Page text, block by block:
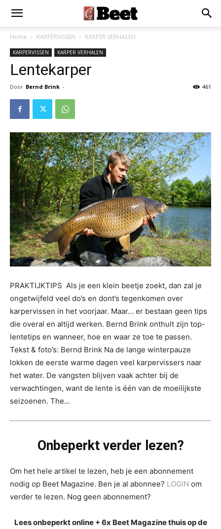
Home KARPERVISSEN KARPER VERHALEN
KARPERVISSEN KARPER VERHALEN
Lentekarper
Door Bernd Brink - 461
PRAKTIJKTIPS Als je een klein beetje zoekt, dan zal je
ongetwijfeld veel do’s en dont’s tegenkomen over
karpervissen in het voorjaar. Maar… er bestaan geen tips
die overal en altijd werken. Bernd Brink onthult zijn top-
lentetips en wanneer, hoe en waar ze toe te passen.
Tekst & foto’s: Bernd Brink Na de lange winterpauze
lokken de eerste warme dagen veel karpervissers naar
het water. De vangsten blijven vaak achter bij de
verwachtingen, want de lente is één van de moeilijkste
seizoenen. The...
Onbeperkt verder lezen?
Om het hele artikel te lezen, heb je een abonnement
nodig op Beet Magazine. Ben je al abonnee? LOGIN om
verder te lezen. Nog geen abonnement?
Lees onbeperkt online + 6x Beet Magazine thuis op de